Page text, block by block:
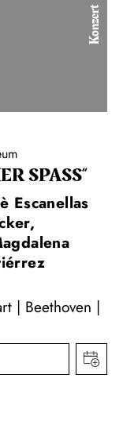
Konzert
SPASS“
Escanellas
| Beethoven |